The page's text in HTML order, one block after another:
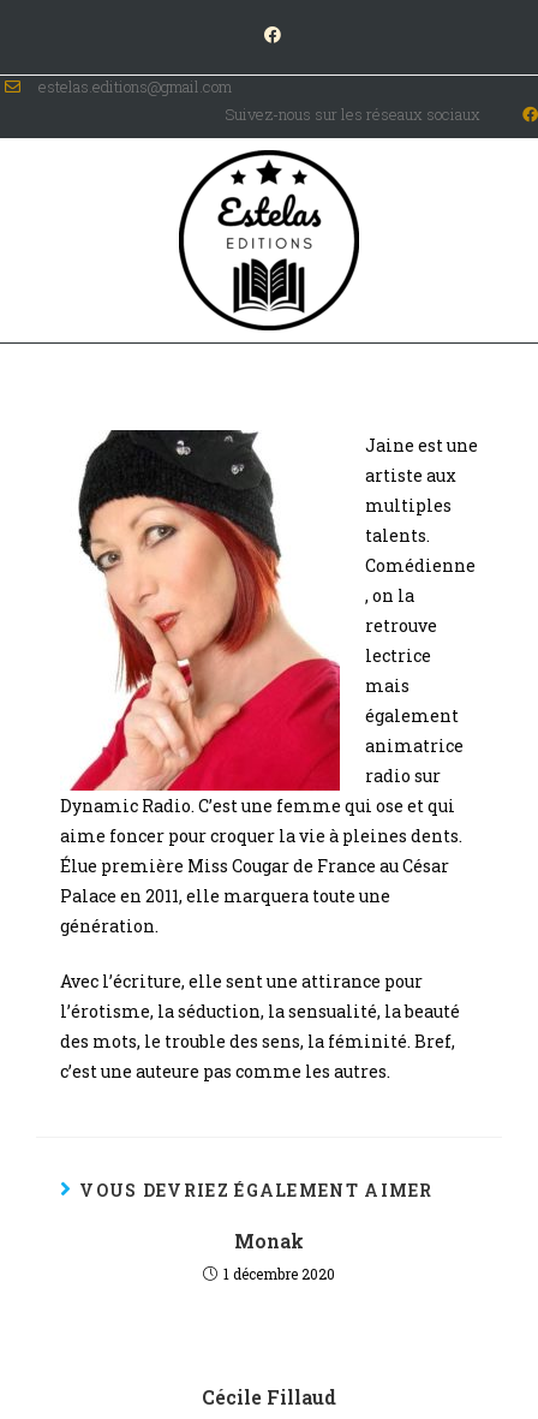
estelas.editions@gmail.com
Suivez-nous sur les réseaux sociaux
Jaine est une
artiste aux
multiples
talents.
Comédienne
, on la
retrouve
lectrice
mais
également
animatrice
radio sur
Dynamic Radio. C’est une femme qui ose et qui
aime foncer pour croquer la vie à pleines dents.
Élue première Miss Cougar de France au César
Palace en 2011, elle marquera toute une
génération.
Avec l’écriture, elle sent une attirance pour
l’érotisme, la séduction, la sensualité, la beauté
des mots, le trouble des sens, la féminité. Bref,
c’est une auteure pas comme les autres.
VOUS DEVRIEZ ÉGALEMENT AIMER
Monak
1 décembre 2020
Cécile Fillaud